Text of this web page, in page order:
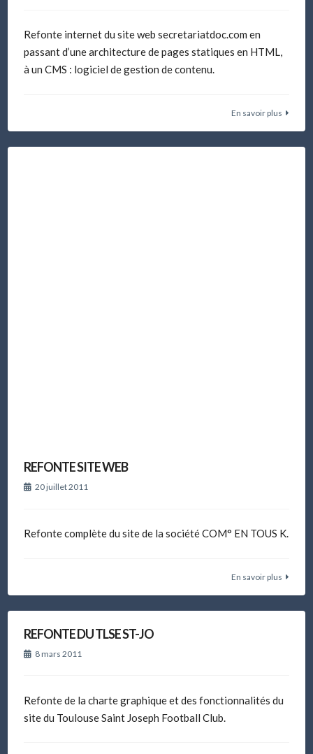
Refonte internet du site web secretariatdoc.com en
passant d’une architecture de pages statiques en HTML,
à un CMS : logiciel de gestion de contenu.
En savoir plus
REFONTE SITE WEB
20 juillet 2011
Refonte complète du site de la société COM° EN TOUS K.
En savoir plus
REFONTE DU TLSE ST-JO
8 mars 2011
Refonte de la charte graphique et des fonctionnalités du
site du Toulouse Saint Joseph Football Club.